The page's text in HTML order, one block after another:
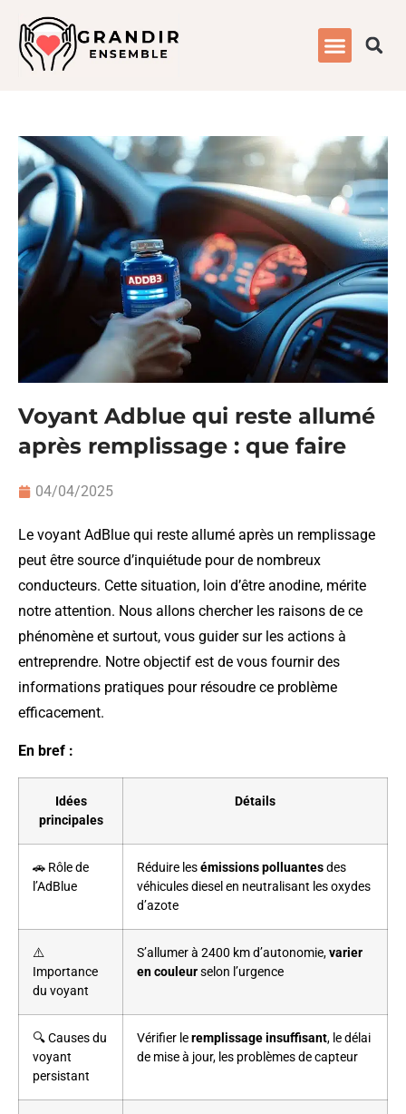
Voyant Adblue qui reste allumé
après remplissage : que faire
04/04/2025
Le voyant AdBlue qui reste allumé après un remplissage
peut être source d’inquiétude pour de nombreux
conducteurs. Cette situation, loin d’être anodine, mérite
notre attention. Nous allons chercher les raisons de ce
phénomène et surtout, vous guider sur les actions à
entreprendre. Notre objectif est de vous fournir des
informations pratiques pour résoudre ce problème
efficacement.
En bref :
Idées
principales
Détails
🚗 Rôle de
l’AdBlue
Réduire lesémissions polluantesdes
véhicules diesel en neutralisant les oxydes
d’azote
⚠️
Importance
du voyant
S’allumer à 2400 km d’autonomie,varier
en couleurselon l’urgence
🔍 Causes du
voyant
persistant
Vérifier leremplissage insuffisant, le délai
de mise à jour, les problèmes de capteur